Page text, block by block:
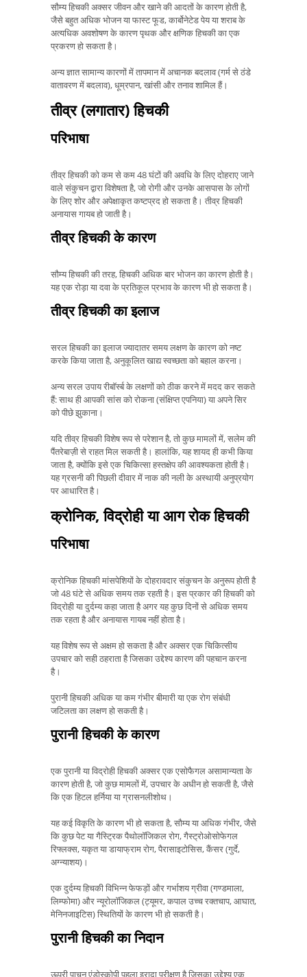
सौम्य हिचकी अक्सर जीवन और खाने की आदतों के कारण होती है,
जैसे बहुत अधिक भोजन या फास्ट फूड, कार्बोनेटेड पेय या शराब के
अत्यधिक अवशोषण के कारण पृथक और क्षणिक हिचकी का एक
प्रकरण हो सकता है।
अन्य ज्ञात सामान्य कारणों में तापमान में अचानक बदलाव (गर्म से ठंडे
वातावरण में बदलाव), धूम्रपान, खांसी और तनाव शामिल हैं।
तीव्र (लगातार) हिचकी
परिभाषा
तीव्र हिचकी को कम से कम 48 घंटों की अवधि के लिए दोहराए जाने
वाले संकुचन द्वारा विशेषता है, जो रोगी और उनके आसपास के लोगों
के लिए शोर और अपेक्षाकृत कष्टप्रद हो सकता है। तीव्र हिचकी
अनायास गायब हो जाती है।
तीव्र हिचकी के कारण
सौम्य हिचकी की तरह, हिचकी अधिक बार भोजन का कारण होती है।
यह एक रोड़ा या दवा के प्रतिकूल प्रभाव के कारण भी हो सकता है।
तीव्र हिचकी का इलाज
सरल हिचकी का इलाज ज्यादातर समय लक्षण के कारण को नष्ट
करके किया जाता है, अनुकूलित खाद्य स्वच्छता को बहाल करना।
अन्य सरल उपाय रीबॉर्स्ब के लक्षणों को ठीक करने में मदद कर सकते
हैं: साथ ही आपकी सांस को रोकना (संक्षिप्त एपनिया) या अपने सिर
को पीछे झुकाना।
यदि तीव्र हिचकी विशेष रूप से परेशान है, तो कुछ मामलों में, सलेम की
पैंतरेबाज़ी से राहत मिल सकती है। हालांकि, यह शायद ही कभी किया
जाता है, क्योंकि इसे एक चिकित्सा हस्तक्षेप की आवश्यकता होती है।
यह ग्रसनी की पिछली दीवार में नाक की नली के अस्थायी अनुप्रयोग
पर आधारित है।
क्रोनिक, विद्रोही या आग रोक हिचकी
परिभाषा
क्रोनिक हिचकी मांसपेशियों के दोहरावदार संकुचन के अनुरूप होती है
जो 48 घंटे से अधिक समय तक रहती है। इस प्रकार की हिचकी को
विद्रोही या दुर्दम्य कहा जाता है अगर यह कुछ दिनों से अधिक समय
तक रहता है और अनायास गायब नहीं होता है।
यह विशेष रूप से अक्षम हो सकता है और अक्सर एक चिकित्सीय
उपचार को सही ठहराता है जिसका उद्देश्य कारण की पहचान करना
है।
पुरानी हिचकी अधिक या कम गंभीर बीमारी या एक रोग संबंधी
जटिलता का लक्षण हो सकती है।
पुरानी हिचकी के कारण
एक पुरानी या विद्रोही हिचकी अक्सर एक एसोफैगल असामान्यता के
कारण होती है, जो कुछ मामलों में, उपचार के अधीन हो सकती है, जैसे
कि एक हिटल हर्निया या ग्रासनलीशोथ।
यह कई विकृति के कारण भी हो सकता है, सौम्य या अधिक गंभीर, जैसे
कि कुछ पेट या गैस्ट्रिक पैथोलॉजिकल रोग, गैस्ट्रोओसोफेगल
रिफ्लक्स, यकृत या डायाफ्राम रोग, पैरासाइटोसिस, कैंसर (गुर्दे,
अग्न्याशय)।
एक दुर्दम्य हिचकी विभिन्न फेफड़ों और गर्भाशय ग्रीवा (गण्डमाला,
लिम्फोमा) और न्यूरोलॉजिकल (ट्यूमर, कपाल उच्च रक्तचाप, आघात,
मेनिनजाइटिस) स्थितियों के कारण भी हो सकती है।
पुरानी हिचकी का निदान
ऊपरी पाचन एंडोस्कोपी पहला इरादा परीक्षण है जिसका उद्देश्य एक